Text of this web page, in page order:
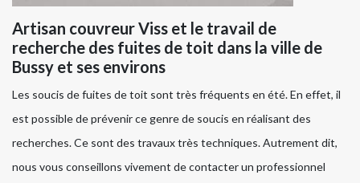
Artisan couvreur Viss et le travail de
recherche des fuites de toit dans la ville de
Bussy et ses environs
Les soucis de fuites de toit sont très fréquents en été. En effet, il
est possible de prévenir ce genre de soucis en réalisant des
recherches. Ce sont des travaux très techniques. Autrement dit,
nous vous conseillons vivement de contacter un professionnel